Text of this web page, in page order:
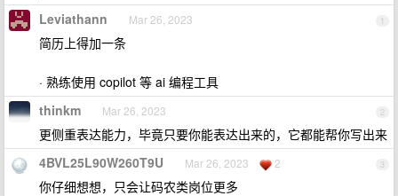
1
Leviathann Mar 26, 2023
简历上得加一条
· 熟练使用 copilot 等 ai 编程工具
2
thinkm Mar 26, 2023
更侧重表达能力，毕竟只要你能表达出来的，它都能帮你写出来
3
4BVL25L90W260T9U Mar 26, 2023 2
你仔细想想，只会让码农类岗位更多